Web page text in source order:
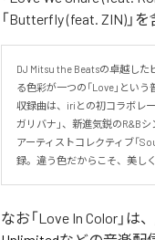
「Butterfly (feat. ZIN)」
DJ Mitsu the Beatsの卓越し
る色彩が一つの「Love」とい
収録曲は、iriとの初コラボレ
ガリバナ」、新進気鋭のR&B
アーティストコレクティブ「
録。違う色だからこそ、美し
なお「Love In Color 」は、